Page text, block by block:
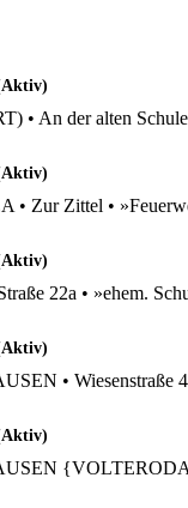
• An der alten Schule
Zur Zittel •
22a • »ehem.
• Wiesenstraße 4